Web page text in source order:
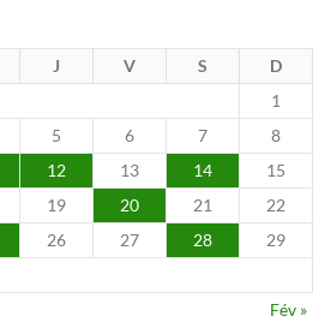
J V S
D
1
5 6 7
8
12 13 14
15
19 20 21
22
26 27 28
29
Fév »